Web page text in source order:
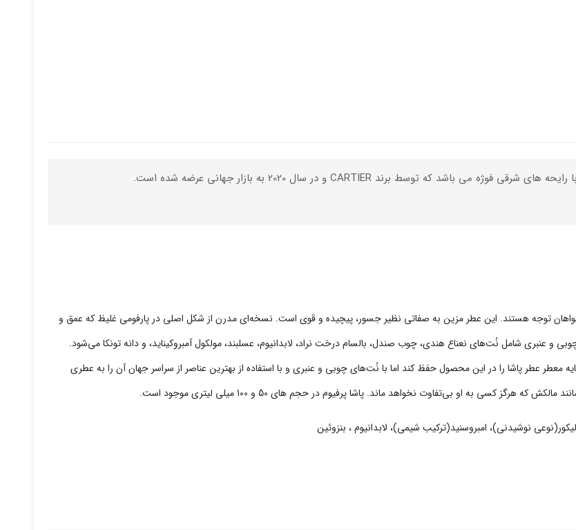
توجه هستند. این عطر مزین به صفاتی نظیر جسور، پیچیده و قوی است. نسخه‌ای مدرن از شکل اصلی در پارفومی غلیظ که عمق و
و عنبری شامل نُت‌های نعناع هندی، چوب صندل، بالسام درخت نراد، لابدانیوم، عسلبند، مولکول آمبروکیناید، و دانه تونکا می‌شود.
معطر عطر پاشا را در این محصول حفظ کند اما با نُت‌های چوبی و عنبری و با استفاده از بهترین عناصر از سراسر جهان آن را به عطری
مالکش که هرگز کسی به او بی‌تفاوت نخواهد ماند. پاشا پرفیوم در حجم های 50 و 100 میلی لیتری موجود است.
نوشیدنی)، امبروسنید(ترکیب شیمی)، لابدانیوم ، بنزوئین